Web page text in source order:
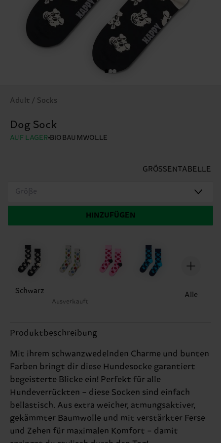
Adult / Socks
Dog Sock
AUF LAGER BIOBAUMWOLLE
GRÖSSENTABELLE
Größe
HINZUFÜGEN
Schwarz
Ausverkauft
Alle
Produktbeschreibung
Mit ihrem schwanzwedelnden Charme und bunten
Farben bringt dir diese Hundesocke garantiert
begeisterte Blicke ein! Perfekt für alle
Hundeverrückten – diese Socken sind einfach
bellastisch. Aus extra weicher, atmungsaktiver,
gekämmter Baumwolle und mit verstärkter Ferse
und Zehen für maximalen Komfort – damit